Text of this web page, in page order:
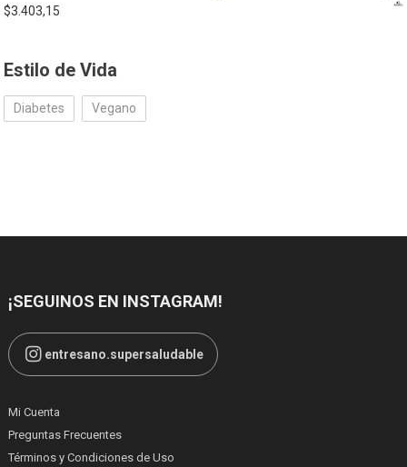
$3.403,15
Estilo de Vida
Diabetes Vegano
¡SEGUINOS EN INSTAGRAM!
entresano.supersaludable
Mi Cuenta
Preguntas Frecuentes
Términos y Condiciones de Uso